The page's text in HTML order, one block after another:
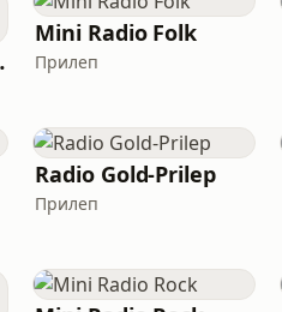
Mini Radio Folk
Прилеп
Radio Gold-Prilep
Прилеп